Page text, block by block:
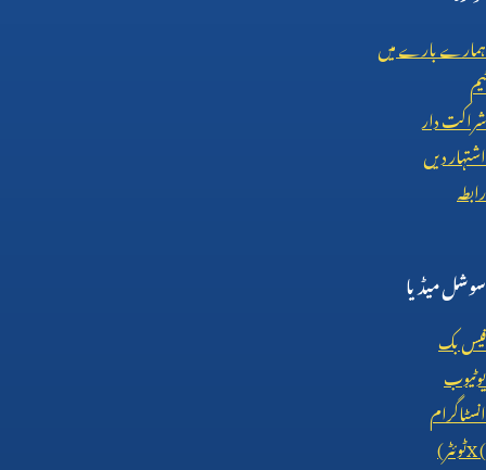
ہمارے بارے میں
ٹیم
شراکت دار
اشتہار دیں
رابطہ
سوشل میڈیا
فیس بک
یوٹیوب
انسٹاگرام
X (ٹوئٹر)